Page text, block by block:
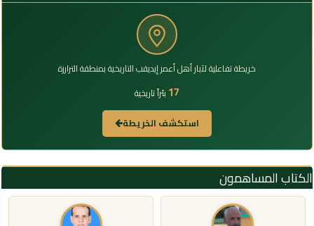
خريطة تفاعلية لآبار أهل أعمر إيديقب التاريخية بمنطقة الترارزة
17 بئراً تاريخية
استكشف الخريطة
الكتاب المساهمون